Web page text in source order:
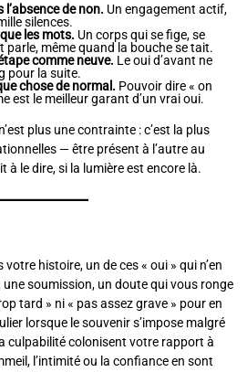
de non. Un engagement actif,
silences.
les mots. Un corps qui se fige, se
parle, même quand la bouche se tait.
comme neuve. Le oui d’avant ne
pour la suite.
chose de normal. Pouvoir dire « on
est le meilleur garant d’un vrai oui.
plus une contrainte : c’est la plus
— être présent à l’autre au
à le dire, si la lumière est encore là.
histoire, un de ces « oui » qui n’en
soumission, un doute qui vous ronge
tard » ni « pas assez grave » pour en
lorsque le souvenir s’impose malgré
culpabilité colonisent votre rapport à
l’intimité ou la confiance en sont